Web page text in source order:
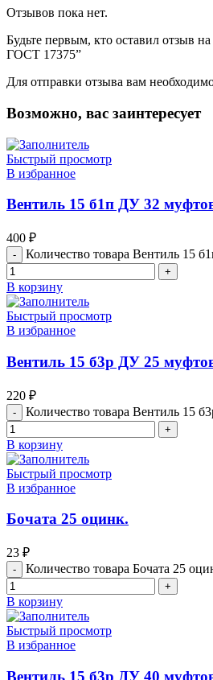
Отзывов пока нет.
Будьте первым, кто оставил отзыв
ГОСТ 17375”
Для отправки отзыва вам
Возможно, вас заинтересует
Быстрый просмотр
В избранное
Вентиль 15 б1п ДУ 32
400 ₽
Количество товара Вентиль 15
В корзину
Быстрый просмотр
В избранное
Вентиль 15 б3р ДУ 25
220 ₽
Количество товара Вентиль 15
В корзину
Быстрый просмотр
В избранное
Бочата 25 оцинк.
23 ₽
Количество товара Бочата 25
В корзину
Быстрый просмотр
В избранное
Вентиль 15 б3р ДУ 40